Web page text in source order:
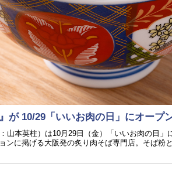
が 10/29「いいお肉の日」にオープ
山本英柱）は10月29日（金）「いいお肉の日
に掲げる大阪発の炙り肉そば専門店。そば粉